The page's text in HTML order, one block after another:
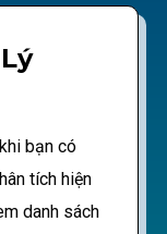
bạn có
tích hiện
danh sách